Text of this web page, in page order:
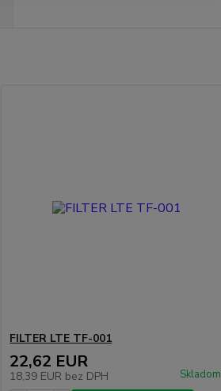
FILTER LTE TF-001
22,62 EUR
18,39 EUR bez DPH Skladom